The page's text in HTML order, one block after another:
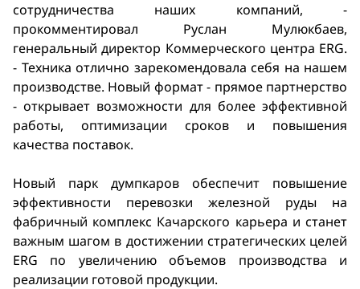
сотрудничества наших компаний, -
прокомментировал Руслан Мулюкбаев,
генеральный директор Коммерческого центра ERG.
- Техника отлично зарекомендовала себя на нашем
производстве. Новый формат - прямое партнерство
- открывает возможности для более эффективной
работы, оптимизации сроков и повышения
качества поставок.
Новый парк думпкаров обеспечит повышение
эффективности перевозки железной руды на
фабричный комплекс Качарского карьера и станет
важным шагом в достижении стратегических целей
ERG по увеличению объемов производства и
реализации готовой продукции.